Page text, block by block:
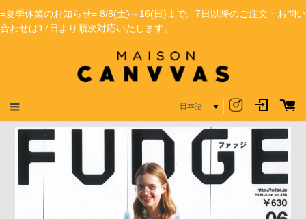
=夏季休業のお知らせ= 8/8(土)～16(日)まで。7日以降のご注文・お問い
合わせは17日より順次対応いたします。
日本語
MAISON CANVVASのプロダクトがFUDGEに掲載さ
れました。